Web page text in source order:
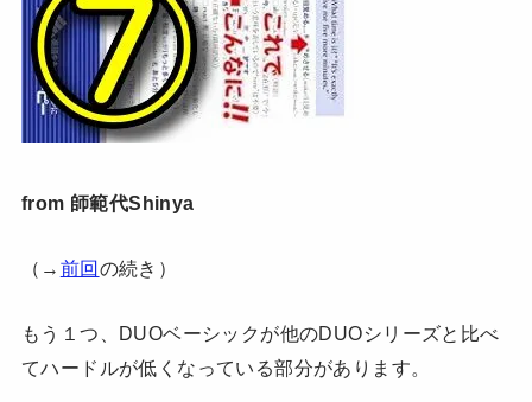
from 師範代Shinya
（→ 前回の続き）
もう１つ、DUOベーシックが他のDUOシリーズと比べ
てハードルが低くなっている部分があります。